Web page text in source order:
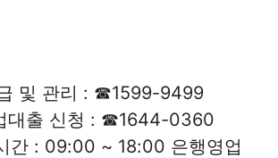
및 관리 : ☎1599-9499
대출 신청 : ☎1644-0360
간 : 09:00 ~ 18:00 은행영업